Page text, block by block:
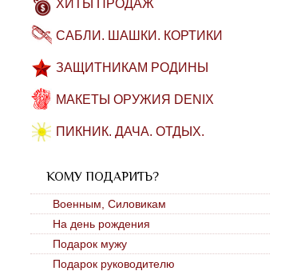
ХИТЫ ПРОДАЖ
САБЛИ. ШАШКИ. КОРТИКИ
ЗАЩИТНИКАМ РОДИНЫ
МАКЕТЫ ОРУЖИЯ DENIX
ПИКНИК. ДАЧА. ОТДЫХ.
КОМУ ПОДАРИТЬ?
Военным, Силовикам
На день рождения
Подарок мужу
Подарок руководителю